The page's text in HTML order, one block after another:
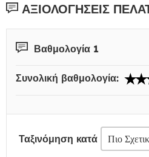
ΑΞΙΟΛΟΓΉΣΕΙΣ
Βαθμολογία 1
Συνολική βαθμολογία:
Ταξινόμηση κατά